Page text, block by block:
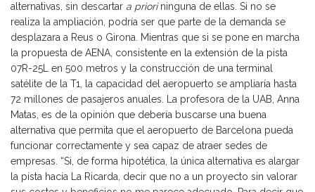
alternativas, sin descartar a priorininguna de ellas. Si no se
realiza la ampliación, podría ser que parte de la demanda se
desplazara a Reus o Girona. Mientras que si se pone en marcha
la propuesta de AENA, consistente en la extensión de la pista
07R-25L en 500 metros y la construcción de una terminal
satélite de la T1, la capacidad del aeropuerto se ampliaría hasta
72 millones de pasajeros anuales. La profesora de la UAB, Anna
Matas, es de la opinión que debería buscarse una buena
alternativa que permita que el aeropuerto de Barcelona pueda
funcionar correctamente y sea capaz de atraer sedes de
empresas. “Si, de forma hipotética, la única alternativa es alargar
la pista hacia La Ricarda, decir que no a un proyecto sin valorar